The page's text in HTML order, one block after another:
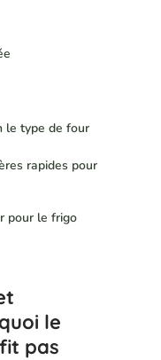
le type de four
rapides pour
pour le frigo
le
pas